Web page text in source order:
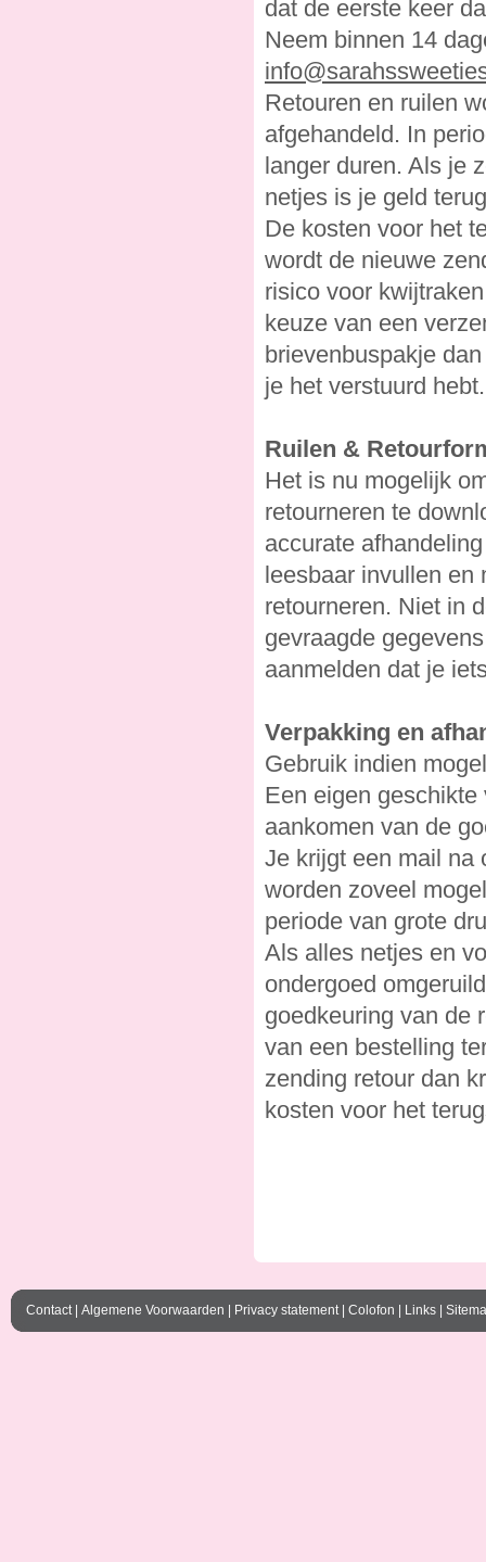
dat de eerste keer
Neem binnen 14
Retouren en ruilen
afgehandeld. In
langer duren. Als je
netjes is je geld
De kosten voor het
wordt de nieuwe
risico voor
keuze van een
brievenbuspakje
je het verstuurd hebt.
Ruilen &
Het is nu mogelijk
retourneren te
accurate
leesbaar invullen en
retourneren. Niet in
gevraagde
aanmelden dat je
Verpakking en
Gebruik indien
Een eigen
aankomen van de
Je krijgt een mail na
worden zoveel
periode van grote
Als alles netjes en
ondergoed
goedkeuring van de
van een bestelling
zending retour dan
kosten voor het
Contact| Algemene Voorwaarden Privacy statement| Colofon Links